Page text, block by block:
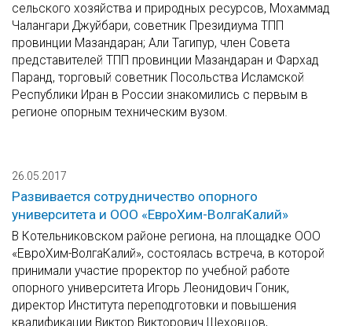
сельского хозяйства и природных ресурсов, Мохаммад
Чалангари Джуйбари, советник Президиума ТПП
провинции Мазандаран; Али Тагипур, член Совета
представителей ТПП провинции Мазандаран и Фархад
Паранд, торговый советник Посольства Исламской
Республики Иран в России знакомились с первым в
регионе опорным техническим вузом.
26.05.2017
Развивается сотрудничество опорного
университета и ООО «ЕвроХим-ВолгаКалий»
В Котельниковском районе региона, на площадке ООО
«ЕвроХим-ВолгаКалий», состоялась встреча, в которой
принимали участие проректор по учебной работе
опорного университета Игорь Леонидович Гоник,
директор Института переподготовки и повышения
квалификации Виктор Викторович Шеховцов,